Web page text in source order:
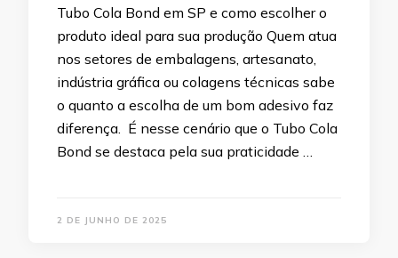
Tubo Cola Bond em SP e como escolher o
produto ideal para sua produção Quem atua
nos setores de embalagens, artesanato,
indústria gráfica ou colagens técnicas sabe
o quanto a escolha de um bom adesivo faz
diferença. É nesse cenário que o Tubo Cola
Bond se destaca pela sua praticidade …
2 DE JUNHO DE 2025